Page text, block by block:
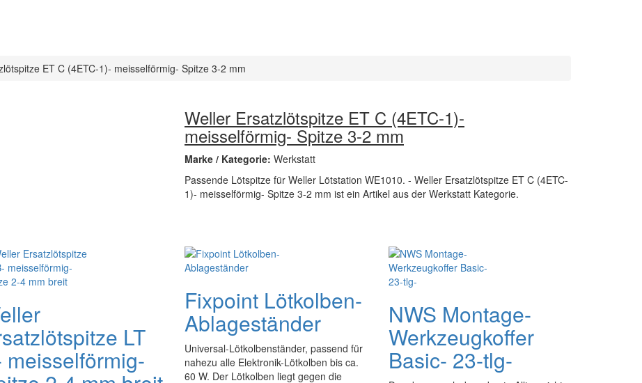
ET C (4ETC-1)- meisselförmig- Spitze 3-2 mm
Weller Ersatzlötspitze ET C (4ETC-1)-
meisselförmig- Spitze 3-2 mm
Marke / Kategorie: Werkstatt
Passende Lötspitze für Weller Lötstation WE1010. - Weller Ersatzlötspitze ET C (4ETC-
1)- meisselförmig- Spitze 3-2 mm ist ein Artikel aus der Werkstatt Kategorie.
LT
meisselförmig-
Fixpoint Lötkolben-
Ablageständer
Universal-Lötkolbenständer, passend für
nahezu alle Elektronik-Lötkolben bis ca.
60 W. Der Lötkolben liegt gegen die
NWS Montage-
Werkzeugkoffer
Basic- 23-tlg-